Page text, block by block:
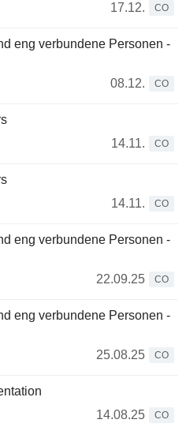
17.12.
CO
eng verbundene Personen -
08.12.
CO
14.11.
CO
14.11.
CO
eng verbundene Personen -
22.09.25
CO
eng verbundene Personen -
25.08.25
CO
14.08.25
CO